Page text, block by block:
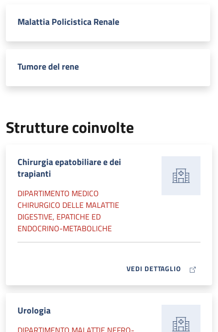
Malattia Policistica Renale
Tumore del rene
Strutture coinvolte
Chirurgia epatobiliare e dei
trapianti
DIPARTIMENTO MEDICO
CHIRURGICO DELLE MALATTIE
DIGESTIVE, EPATICHE ED
ENDOCRINO-METABOLICHE
VEDI DETTAGLIO MAP ICON
Urologia